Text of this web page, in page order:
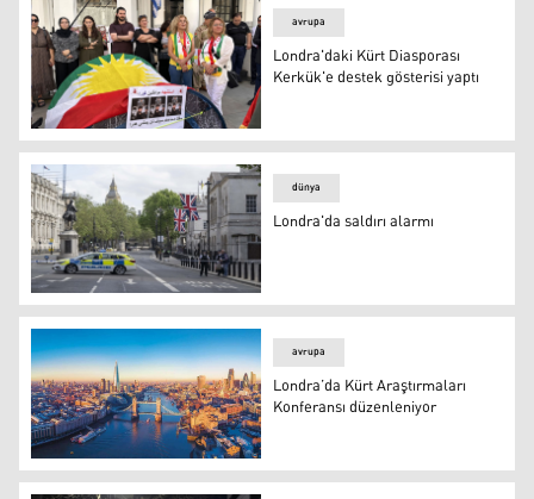
Londra'daki Kürt Diasporası Kerkük'e destek gösterisi
avrupa
Londra'daki Kürt Diasporası
Kerkük'e destek gösterisi yaptı
Londra'da saldırı alarmı
dünya
Londra'da saldırı alarmı
Londra’da Kürt Araştırmaları Konferansı düzenleniyor
avrupa
Londra’da Kürt Araştırmaları
Konferansı düzenleniyor